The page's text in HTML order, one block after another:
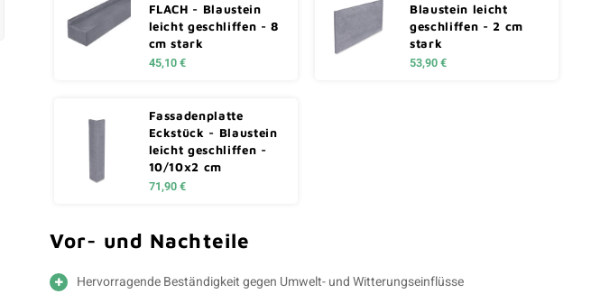
FLACH - Blaustein
leicht geschliffen - 8
cm stark
45,10 €
Blaustein leicht
geschliffen - 2 cm
stark
53,90 €
Fassadenplatte
Eckstück - Blaustein
leicht geschliffen -
10/10x2 cm
71,90 €
Vor- und Nachteile
Hervorragende Beständigkeit gegen Umwelt- und Witterungseinflüsse